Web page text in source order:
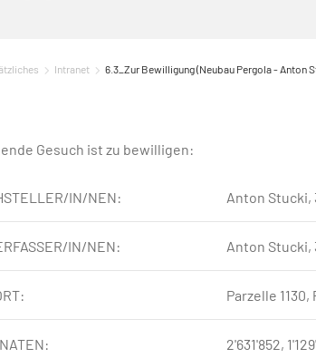
Intranet 6.3_Zur Bewilligung (Neubau Pergola - Anton
Gesuch ist zu bewilligen:
IN/NEN: Anton Stucki,
IN/NEN: Anton Stucki,
Parzelle
2'631'852,